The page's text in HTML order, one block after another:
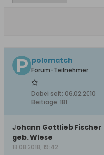
polomatch
Forum-Teilnehmer
Dabei seit: 06.02.2010
Beiträge: 181
Johann Gottlieb Fischer
geb. Wiese
18.08.2018, 19:42